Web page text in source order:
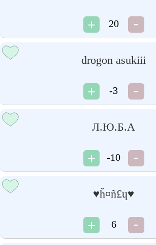
20
drogon asukiii
-3
Л.Ю.Б.А
-10
♥ȟ¤ñ£ɥ♥
6